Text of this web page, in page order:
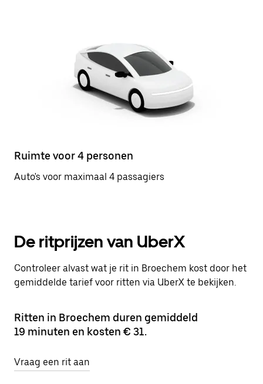
Ruimte voor 4 personen
Auto's voor maximaal 4 passagiers
De ritprijzen van UberX
Controleer alvast wat je rit in Broechem kost door het
gemiddelde tarief voor ritten via UberX te bekijken.
Ritten in Broechem duren gemiddeld
19 minuten en kosten € 31.
Vraag een rit aan